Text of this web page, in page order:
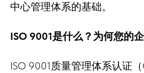
中心管理体系的基础。
ISO 9001是什么？为何您的
ISO 9001质量管理体系认证（